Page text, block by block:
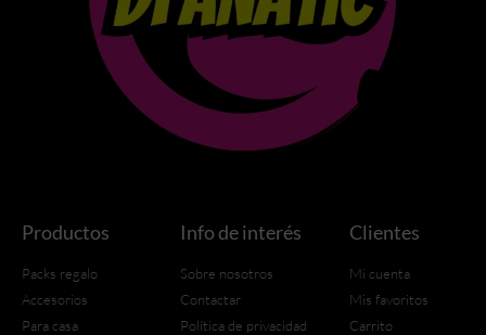
Productos
Packs regalo
Accesorios
Para casa
Info de interés
Sobre nosotros
Contactar
Política de privacidad
Clientes
Mi cuenta
Mis favoritos
Carrito